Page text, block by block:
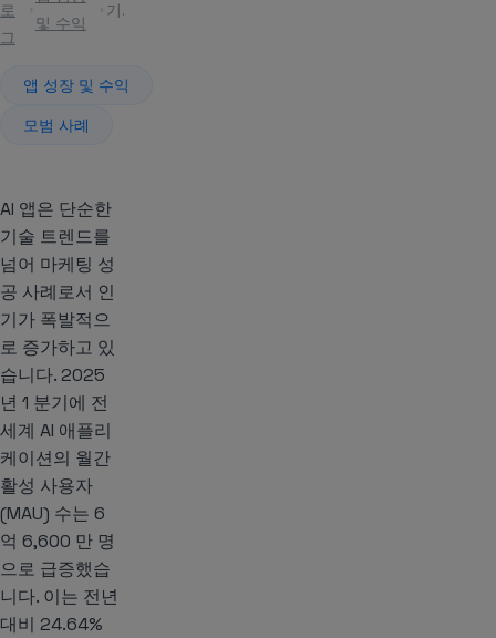
로
그
및 수익
기사
앱 성장 및 수익
모범 사례
AI 앱은 단순한
기술 트렌드를
넘어 마케팅 성
공 사례로서 인
기가 폭발적으
로 증가하고 있
습니다. 2025
년 1 분기에 전
세계 AI 애플리
케이션의 월간
활성 사용자
(MAU) 수는 6
억 6,600 만 명
으로 급증했습
니다. 이는 전년
대비 24.64%